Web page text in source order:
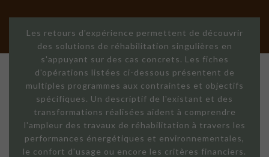
Les retours d'expérience permettent de découvrir
des solutions de réhabilitation singulières en
s'appuyant sur des cas concrets. Les fiches
d'opérations listées ci-dessous présentent de
multiples programmes aux contraintes et objectifs
spécifiques. Un descriptif de l'existant et des
transformations réalisées aident à comprendre
l'ampleur des travaux de réhabilitation à travers les
performances énergétiques et environnementales,
le confort d'usage ou encore les critères financiers.